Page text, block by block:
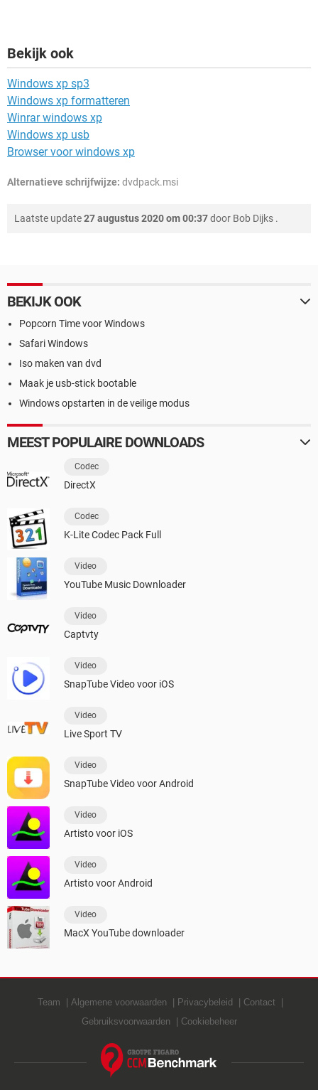
Bekijk ook
Windows xp sp3
Windows xp formatteren
Winrar windows xp
Windows xp usb
Browser voor windows xp
Alternatieve schrijfwijze: dvdpack.msi
Laatste update27 augustus 2020 om 00:37door Bob Dijks .
BEKIJK OOK
Popcorn Time voor Windows
Safari Windows
Iso maken van dvd
Maak je usb-stick bootable
Windows opstarten in de veilige modus
MEEST POPULAIRE DOWNLOADS
Codec
DirectX
Codec
K-Lite Codec Pack Full
Video
YouTube Music Downloader
Video
Captvty
Video
SnapTube Video voor iOS
Video
Live Sport TV
Video
SnapTube Video voor Android
Video
Artisto voor iOS
Video
Artisto voor Android
Video
MacX YouTube downloader
Team Algemene voorwaarden Privacybeleid
Contact
Gebruiksvoorwaarden
Cookiebeheer